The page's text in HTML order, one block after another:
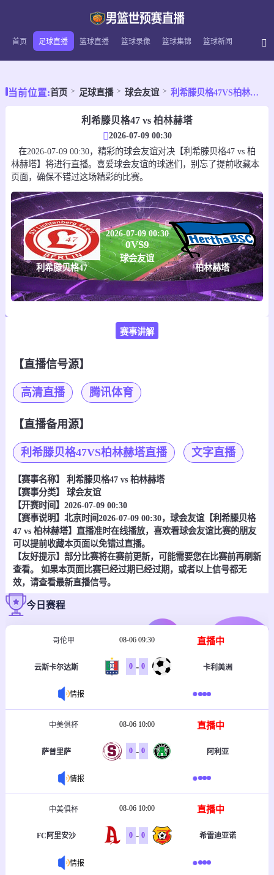
首页 足球直播 篮球直播 篮球录像 篮球集锦 篮球新闻
当前位置:首页 足球直播 球会友谊 利希滕贝格47VS柏林赫塔
利希滕贝格47 vs 柏林赫塔
2026-07-09 00:30
在2026-07-09 00:30，精彩的球会友谊对决【利希滕贝格47 vs 柏
林赫塔】将进行直播。喜爱球会友谊的球迷们，别忘了提前收藏本
页面，确保不错过这场精彩的比赛。
利希滕贝格47
2026-07-09 00:30
0VS9
球会友谊
柏林赫塔
赛事讲解
【直播信号源】
高清直播 腾讯体育
【直播备用源】
利希滕贝格47VS柏林赫塔直播 文字直播
【赛事名称】 利希滕贝格47 vs 柏林赫塔
【赛事分类】 球会友谊
【开赛时间】2026-07-09 00:30
【赛事说明】北京时间2026-07-09 00:30，球会友谊【利希滕贝格
47 vs 柏林赫塔】直播准时在线播放，喜欢看球会友谊比赛的朋友
可以提前收藏本页面以免错过直播。
【友好提示】部分比赛将在赛前更新，可能需要您在比赛前再刷新
查看。 如果本页面比赛已经过期已经过期，或者以上信号都无
效，请查看最新直播信号。
今日赛程
哥伦甲 08-06 09:30 直播中
云斯卡尔达斯 0 - 0 卡利美洲
情报
中美俱杯 08-06 10:00 直播中
萨普里萨 0 - 0 阿利亚
情报
中美俱杯 08-06 10:00 直播中
FC阿里安沙 0 - 0 希雷迪亚诺
情报